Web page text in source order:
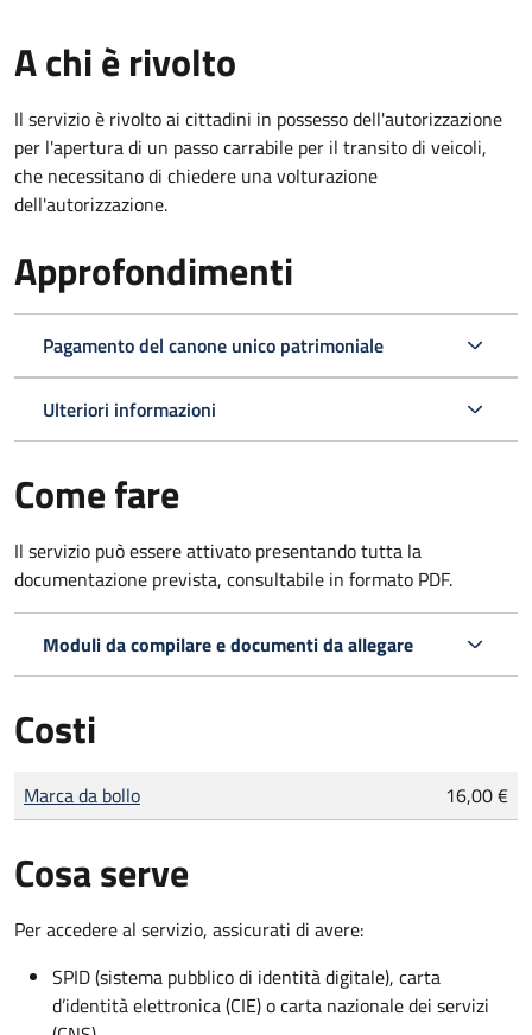
A chi è rivolto
Il servizio è rivolto ai cittadini in possesso dell'autorizzazione
per l'apertura di un passo carrabile per il transito di veicoli,
che necessitano di chiedere una volturazione
dell'autorizzazione.
Approfondimenti
Pagamento del canone unico patrimoniale
Ulteriori informazioni
Come fare
Il servizio può essere attivato presentando tutta la
documentazione prevista, consultabile in formato PDF.
Moduli da compilare e documenti da allegare
Costi
Tipo di pagamento
Importo
Marca da bollo 16,00 €
Cosa serve
Per accedere al servizio, assicurati di avere:
SPID (sistema pubblico di identità digitale), carta
d’identità elettronica (CIE) o carta nazionale dei servizi